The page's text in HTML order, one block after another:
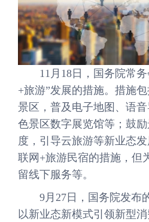
11月18日，国务院常务
+旅游”发展的措施。措施
景区，普及电子地图、语
色景区数字展览馆等；鼓
度，引导云旅游等新业态
联网+旅游民宿的措施，但
留线下服务等。
9月27日，国务院发布
以新业态新模式引领新型消